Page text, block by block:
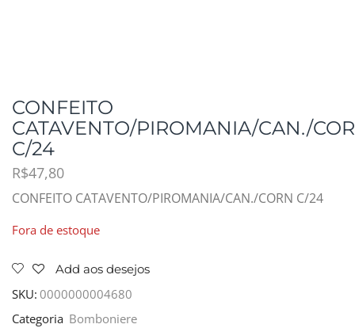
CONFEITO
CATAVENTO/PIROMANIA/CAN./
C/24
R$47,80
CONFEITO CATAVENTO/PIROMANIA/CAN./CORN C/24
Fora de estoque
Add aos desejos
SKU: 0000000004680
Categoria Bomboniere